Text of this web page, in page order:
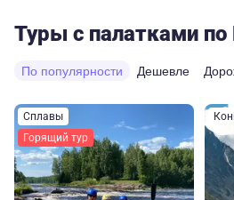
Туры с палатками по
По популярности Дешевле
Сплавы
Горящий тур